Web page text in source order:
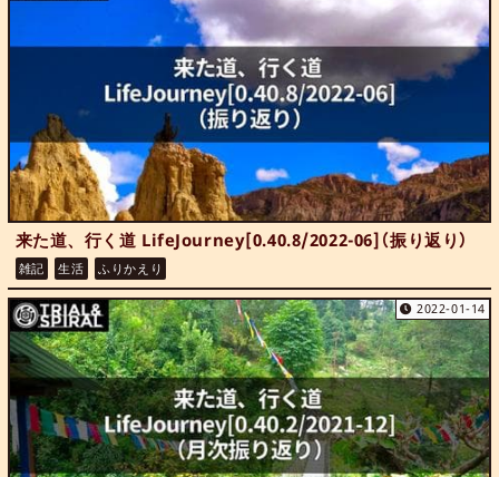
来た道、行く道 LifeJourney[0.40.8/2022-06]（振り返り）
雑記 生活 ふりかえり
2022-01-14